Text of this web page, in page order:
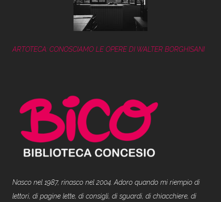
ARTOTECA: CONOSCIAMO LE OPERE DI WALTER BORGHISANI
Nasco nel 1987, rinasco nel 2004. Adoro quando mi riempio di
lettori, di pagine lette, di consigli, di sguardi, di chiacchiere, di